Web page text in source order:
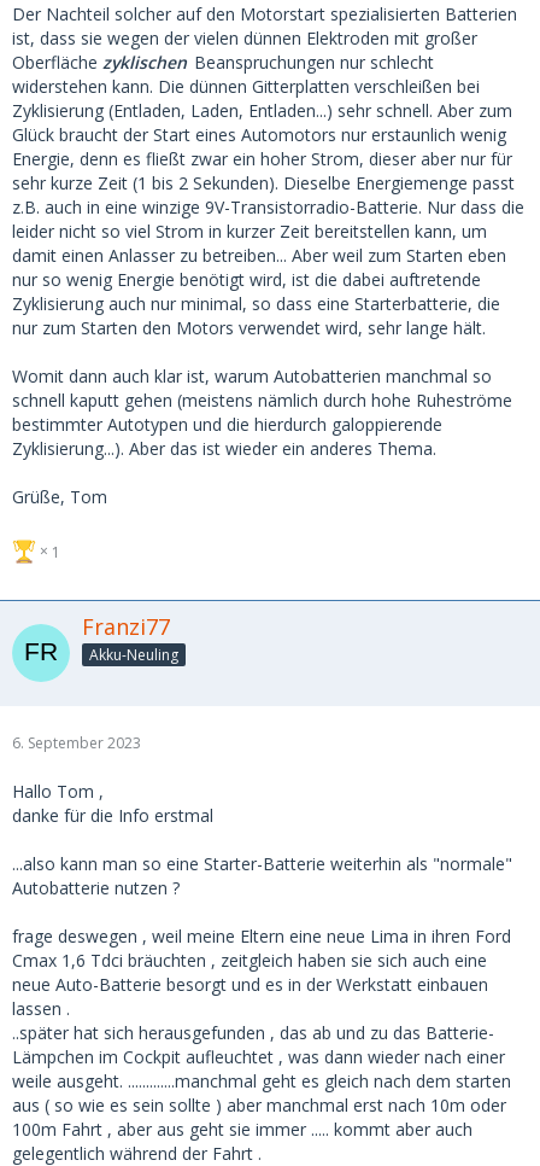
Der Nachteil solcher auf den Motorstart spezialisierten Batterien
ist, dass sie wegen der vielen dünnen Elektroden mit großer
Oberfläche zyklischen Beanspruchungen nur schlecht
widerstehen kann. Die dünnen Gitterplatten verschleißen bei
Zyklisierung (Entladen, Laden, Entladen...) sehr schnell. Aber zum
Glück braucht der Start eines Automotors nur erstaunlich wenig
Energie, denn es fließt zwar ein hoher Strom, dieser aber nur für
sehr kurze Zeit (1 bis 2 Sekunden). Dieselbe Energiemenge passt
z.B. auch in eine winzige 9V-Transistorradio-Batterie. Nur dass die
leider nicht so viel Strom in kurzer Zeit bereitstellen kann, um
damit einen Anlasser zu betreiben... Aber weil zum Starten eben
nur so wenig Energie benötigt wird, ist die dabei auftretende
Zyklisierung auch nur minimal, so dass eine Starterbatterie, die
nur zum Starten den Motors verwendet wird, sehr lange hält.
Womit dann auch klar ist, warum Autobatterien manchmal so
schnell kaputt gehen (meistens nämlich durch hohe Ruheströme
bestimmter Autotypen und die hierdurch galoppierende
Zyklisierung...). Aber das ist wieder ein anderes Thema.
Grüße, Tom
1
Franzi77
Akku-Neuling
6. September 2023
Hallo Tom ,
danke für die Info erstmal
...also kann man so eine Starter-Batterie weiterhin als "normale"
Autobatterie nutzen ?
frage deswegen , weil meine Eltern eine neue Lima in ihren Ford
Cmax 1,6 Tdci bräuchten , zeitgleich haben sie sich auch eine
neue Auto-Batterie besorgt und es in der Werkstatt einbauen
lassen .
..später hat sich herausgefunden , das ab und zu das Batterie-
Lämpchen im Cockpit aufleuchtet , was dann wieder nach einer
weile ausgeht. .............manchmal geht es gleich nach dem starten
aus ( so wie es sein sollte ) aber manchmal erst nach 10m oder
100m Fahrt , aber aus geht sie immer ..... kommt aber auch
gelegentlich während der Fahrt .